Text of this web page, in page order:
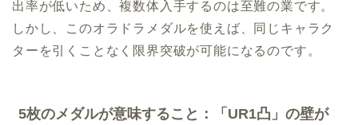
出率が低いため、複数体入手するのは至難の業です。
しかし、このオラドラメダルを使えば、同じキャラク
ターを引くことなく限界突破が可能になるのです。
5枚のメダルが意味すること：「UR1凸」の壁が